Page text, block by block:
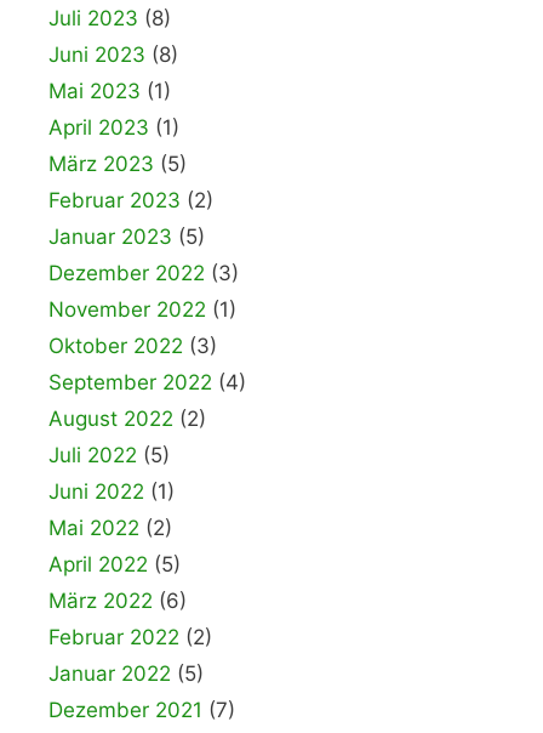
Juli 2023 (8)
Juni 2023 (8)
Mai 2023 (1)
April 2023 (1)
März 2023 (5)
Februar 2023 (2)
Januar 2023 (5)
Dezember 2022 (3)
November 2022 (1)
Oktober 2022 (3)
September 2022 (4)
August 2022 (2)
Juli 2022 (5)
Juni 2022 (1)
Mai 2022 (2)
April 2022 (5)
März 2022 (6)
Februar 2022 (2)
Januar 2022 (5)
Dezember 2021 (7)